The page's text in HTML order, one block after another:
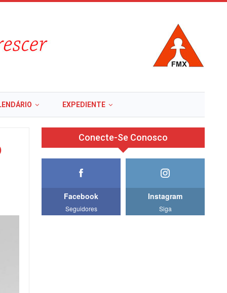
EXPEDIENTE
Conecte-Se Conosco
Facebook
Seguidores
Instagram
Siga